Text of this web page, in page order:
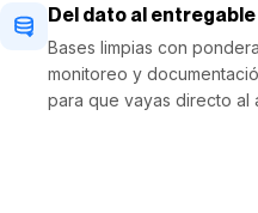
Del dato al
Bases limpias con
monitoreo y
para que vayas directo al